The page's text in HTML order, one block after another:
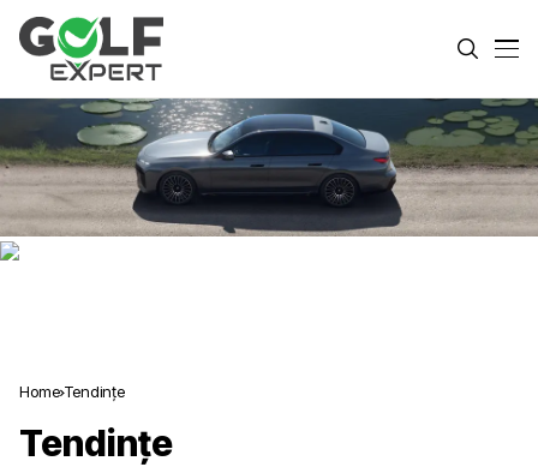
Home Tendințe
Tendințe